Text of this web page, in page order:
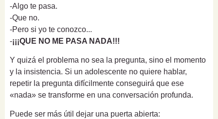
-Algo te pasa.
-Que no.
-Pero si yo te conozco...
-¡¡¡QUE NO ME PASA NADA!!!
Y quizá el problema no sea la pregunta, sino el momento
y la insistencia. Si un adolescente no quiere hablar,
repetir la pregunta difícilmente conseguirá que ese
«nada» se transforme en una conversación profunda.
Puede ser más útil dejar una puerta abierta: